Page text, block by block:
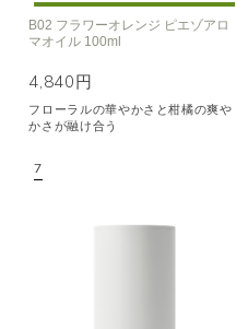
B02 フラワーオレンジ ピエゾアロ
マオイル 100ml
4,840円
フローラルの華やかさと柑橘の爽や
かさが融け合う